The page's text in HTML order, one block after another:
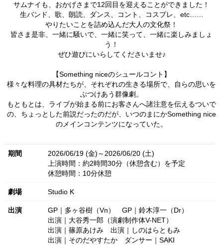
サムナイも、おかげさまで12回目を迎えることができました！
生バンド、歌、朗読、ダンス、コント、コスプレ、etc……
やりたいことを詰め込んだ大人の文化祭！
皆さま是非、一緒に騒いで、一緒に笑って、一緒に楽しみましょ
う！
ぜひ遊びにいらしてくださいませ♪
【Something niceのシュールコント】
様々な料理の具材たちが、それぞれの生きる場所で、自らの思いを
ぶつけあう群像劇。
もともとは、ライブが始まる前にお客さんへ諸注意を伝えるついで
の、ちょっとした前説だったのだが、いつのまにかSomething nice
のメインコンテンツになっていた。
期間
2026/06/19 (金)～2026/06/20 (土)
上演時間：約2時間30分（休憩含む）を予定
休憩時間：10分休憩
劇場 Studio K
出演 GP｜多ヶ谷樹（Vn）
GP｜鈴木淳一（Dr）
出演｜大谷秀一郎（演劇制作体V-NET）
出演｜篠原あけみ
出演｜しのはらともみ
出演｜そのだやすたか
ダンサー｜SAKI